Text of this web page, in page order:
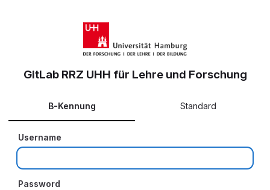
GitLab RRZ UHH für Lehre und Forschung
B-Kennung Standard
Username
Password